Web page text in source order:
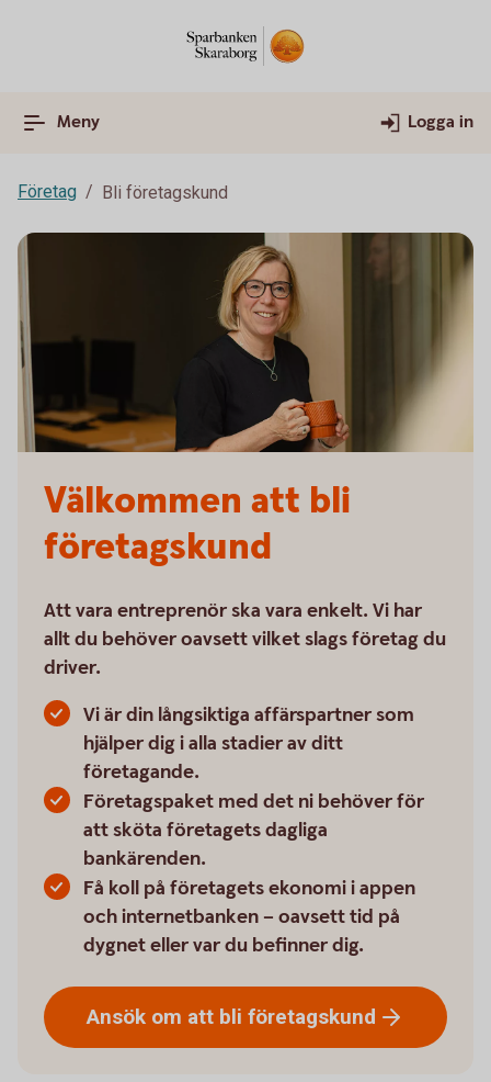
Meny Logga in
Företag Bli företagskund
Välkommen att bli
företagskund
Att vara entreprenör ska vara enkelt. Vi har
allt du behöver oavsett vilket slags företag du
driver.
Vi är din långsiktiga affärspartner som
hjälper dig i alla stadier av ditt
företagande.
Företagspaket med det ni behöver för
att sköta företagets dagliga
bankärenden.
Få koll på företagets ekonomi i appen
och internetbanken – oavsett tid på
dygnet eller var du befinner dig.
Ansök om att bli företagskund